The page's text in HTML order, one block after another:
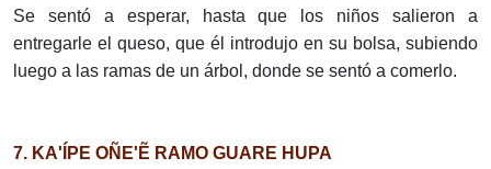
Se sentó a esperar, hasta que los niños salieron a
entregarle el queso, que él introdujo en su bolsa, subiendo
luego a las ramas de un árbol, donde se sentó a comerlo.
7. KA'ÍPE OÑE'Ẽ RAMO GUARE HUPA